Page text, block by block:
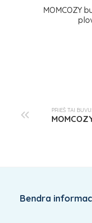
MOMCOZY
PRIEŠ TAI
Bendra